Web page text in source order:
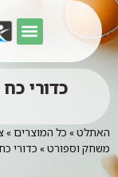
כדורי
האתלט» כל המוצרים »
משחק וספורט» כדורי